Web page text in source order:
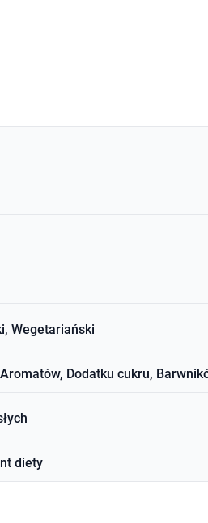
Wegetariański
Aromatów, Dodatku cukru,
diety